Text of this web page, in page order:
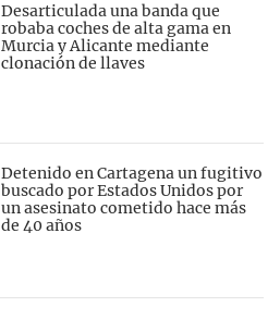
Desarticulada una banda que
robaba coches de alta gama en
Murcia y Alicante mediante
clonación de llaves
Detenido en Cartagena un fugitivo
buscado por Estados Unidos por
un asesinato cometido hace más
de 40 años